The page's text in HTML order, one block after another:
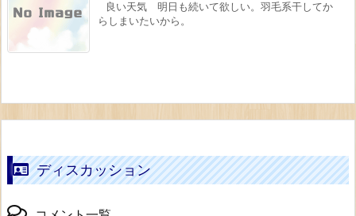
良い天気 明日も続いて欲しい。羽毛系干してか
らしまいたいから。
ディスカッション